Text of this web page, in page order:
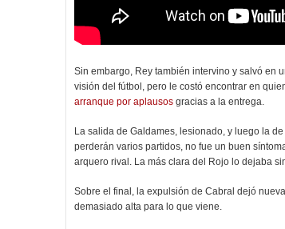
Sin embargo, Rey también intervino y salvó en
visión del fútbol, pero le costó encontrar en
arranque por aplausos gracias a la entrega.
La salida de Galdames, lesionado, y luego la
perderán varios partidos, no fue un buen
arquero rival. La más clara del Rojo lo dejaba
Sobre el final, la expulsión de Cabral dejó
demasiado alta para lo que viene.